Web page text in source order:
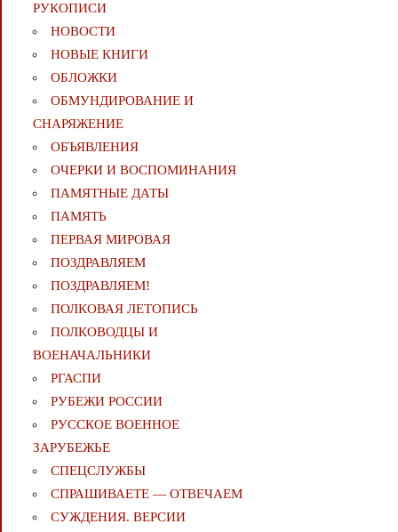
РУКОПИСИ
НОВОСТИ
НОВЫЕ КНИГИ
ОБЛОЖКИ
ОБМУНДИРОВАНИЕ И
СНАРЯЖЕНИЕ
ОБЪЯВЛЕНИЯ
ОЧЕРКИ И ВОСПОМИНАНИЯ
ПАМЯТНЫЕ ДАТЫ
ПАМЯТЬ
ПЕРВАЯ МИРОВАЯ
ПОЗДРАВЛЯЕМ
ПОЗДРАВЛЯЕМ!
ПОЛКОВАЯ ЛЕТОПИСЬ
ПОЛКОВОДЦЫ И
ВОЕНАЧАЛЬНИКИ
РГАСПИ
РУБЕЖИ РОССИИ
РУССКОЕ ВОЕННОЕ
ЗАРУБЕЖЬЕ
СПЕЦСЛУЖБЫ
СПРАШИВАЕТЕ — ОТВЕЧАЕМ
СУЖДЕНИЯ. ВЕРСИИ